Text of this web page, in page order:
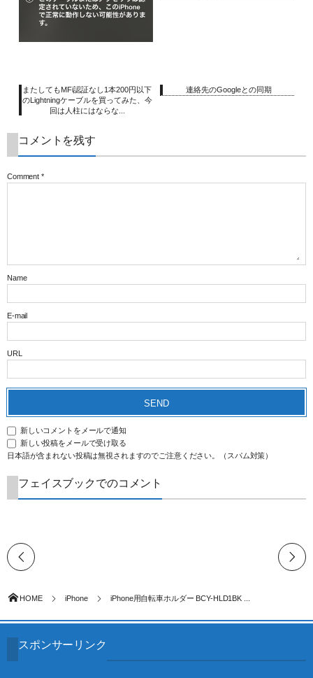
またしてもMFi認証なし1本200円以下
のLightningケーブルを買ってみた、今
回は人柱にはならな...
連絡先のGoogleとの同期
コメントを残す
Comment *
Name
E-mail
URL
新しいコメントをメールで通知
新しい投稿をメールで受け取る
日本語が含まれない投稿は無視されますのでご注意ください。（スパム対策）
フェイスブックでのコメント
HOME iPhone iPhone用自転車ホルダー BCY-HLD1BK ...
スポンサーリンク